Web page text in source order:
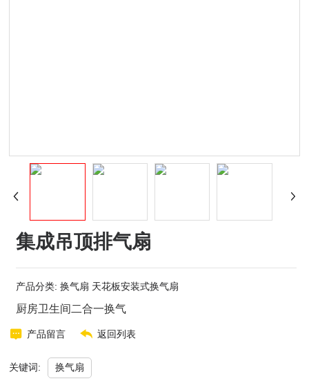
集成吊顶排气扇
产品分类: 换气扇 天花板安装式换气扇
产品留言 返回列表
关键词: 换气扇